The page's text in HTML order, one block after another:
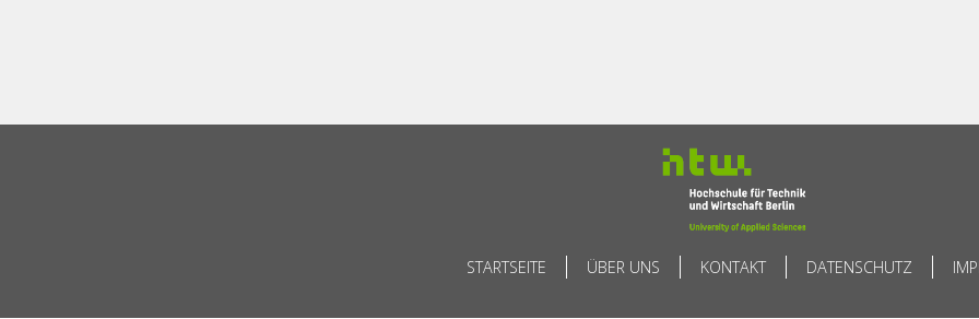
STARTSEITE ÜBER UNS KONTAKT DATENSCHUTZ